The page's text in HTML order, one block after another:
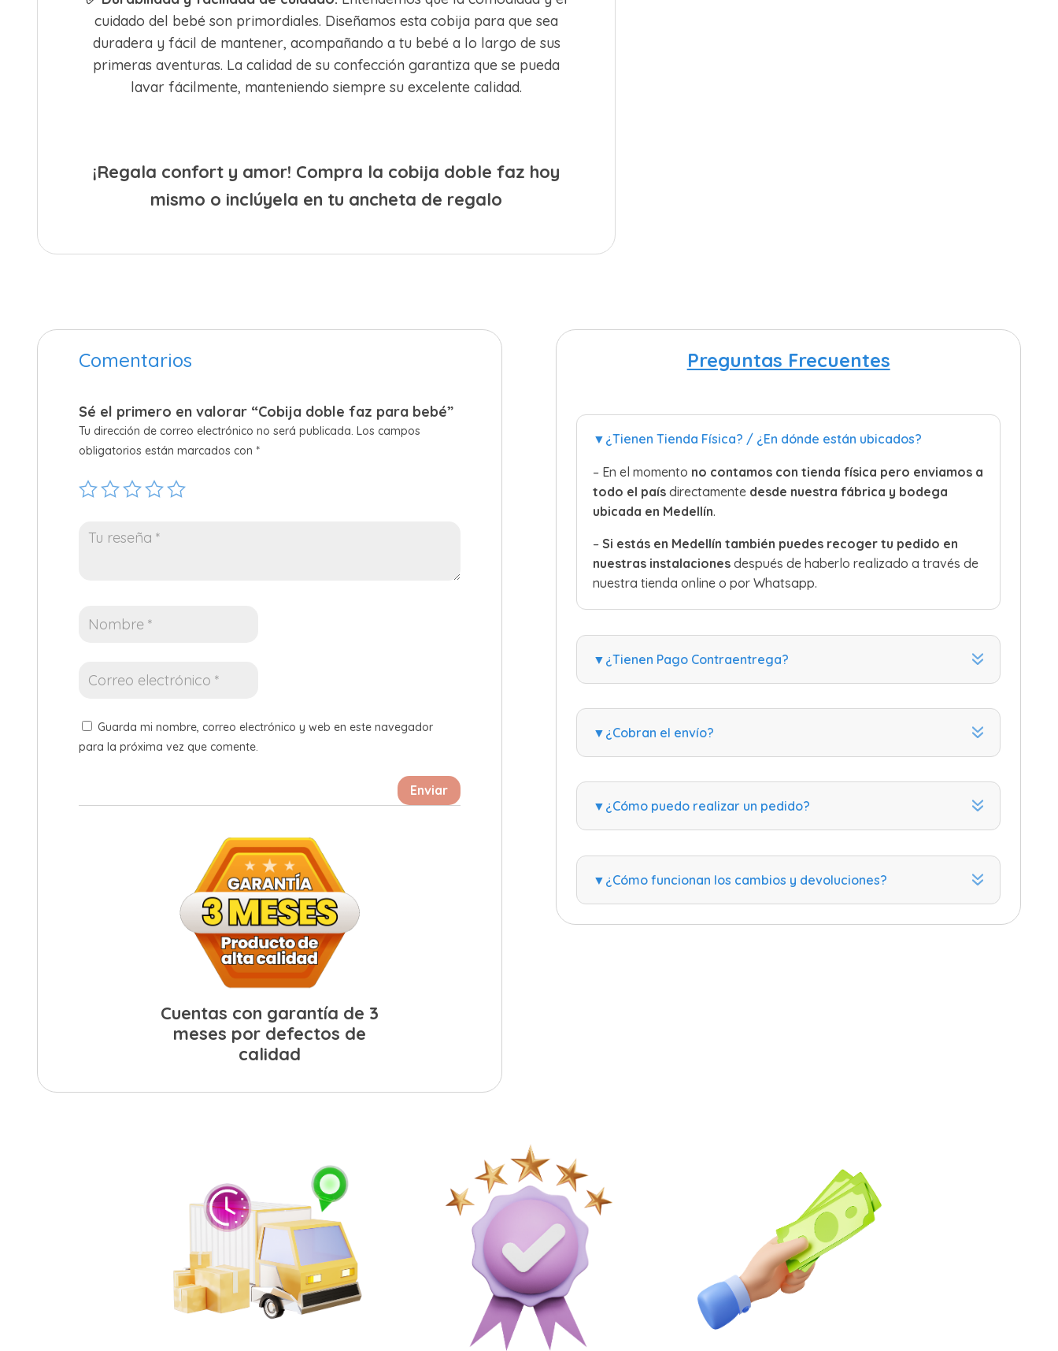
cuidado del bebé son primordiales. Diseñamos esta cobija para que sea
duradera y fácil de mantener, acompañando a tu bebé a lo largo de sus
primeras aventuras. La calidad de su confección garantiza que se pueda
lavar fácilmente, manteniendo siempre su excelente calidad.
¡Regala confort y amor! Compra la cobija doble faz hoy
mismo o inclúyela en tu ancheta de regalo
Comentarios
Sé el primero en valorar “Cobija doble faz para bebé”
Tu dirección de correo electrónico no será publicada. Los campos
obligatorios están marcados con *
Guarda mi nombre, correo electrónico y web en este navegador
para la próxima vez que comente.
Enviar
Cuentas con garantía de 3
meses por defectos de
calidad
Preguntas Frecuentes
▼¿Tienen Tienda Física? / ¿En dónde están ubicados?
– En el momento no contamos con tienda física pero enviamos a
todo el país directamente desde nuestra fábrica y bodega
ubicada en Medellín.
–Si estás en Medellín también puedes recoger tu pedido en
nuestras instalaciones después de haberlo realizado a través de
nuestra tienda online o por Whatsapp.
▼¿Tienen Pago Contraentrega?
▼¿Cobran el envío?
▼¿Cómo puedo realizar un pedido?
▼¿Cómo funcionan los cambios y devoluciones?